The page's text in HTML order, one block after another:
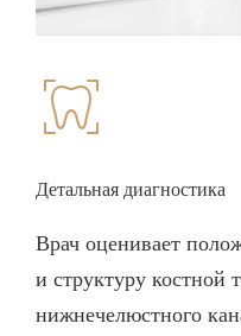
Детальная диагностика
Врач оценивает
и структуру костной
нижнечелюстного